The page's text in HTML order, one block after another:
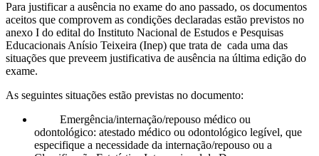
Para justificar a ausência no exame do ano passado, os documentos
aceitos que comprovem as condições declaradas estão previstos no
anexo I do edital do Instituto Nacional de Estudos e Pesquisas
Educacionais Anísio Teixeira (Inep) que trata de cada uma das
situações que preveem justificativa de ausência na última edição do
exame.
As seguintes situações estão previstas no documento:
Emergência/internação/repouso médico ou
odontológico: atestado médico ou odontológico legível, que
especifique a necessidade da internação/repouso ou a